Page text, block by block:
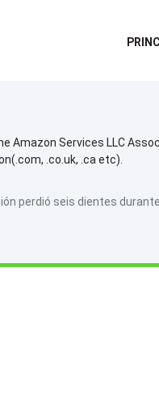
Amazon Services LLC
.co.uk, .ca etc).
perdió seis dientes